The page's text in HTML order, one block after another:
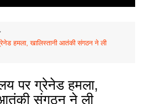
हमला, खालिस्तानी आतंकी संगठन ने ली
पर ग्रेनेड हमला,
आतंकी संगठन ने ली